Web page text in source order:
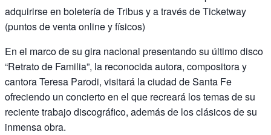
adquirirse en boletería de Tribus y a través de Ticketway
(puntos de venta online y físicos)
En el marco de su gira nacional presentando su último disco
“Retrato de Familia”, la reconocida autora, compositora y
cantora Teresa Parodi, visitará la ciudad de Santa Fe
ofreciendo un concierto en el que recreará los temas de su
reciente trabajo discográfico, además de los clásicos de su
inmensa obra.